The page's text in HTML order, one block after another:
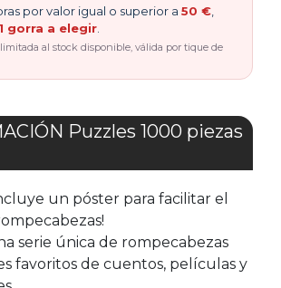
por valor igual o superior a 50 €
1 gorra a elegir
al stock disponible, válida por tique de
Puzzles 1000 piezas
un póster para facilitar el
serie única de rompecabezas
favoritos de cuentos, películas y